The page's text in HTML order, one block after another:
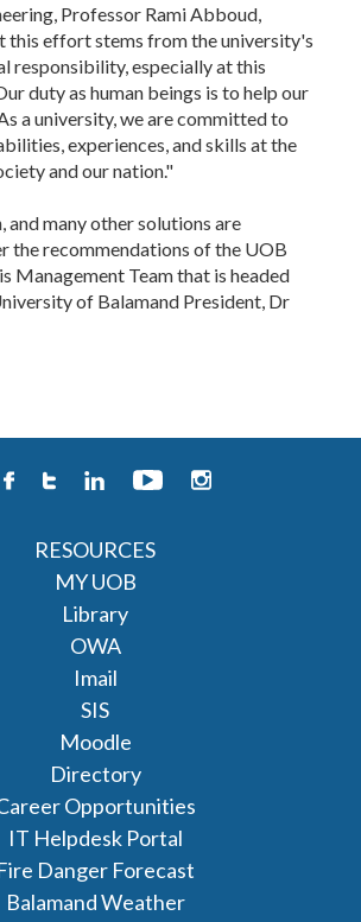
Professor Rami Abboud,
this effort stems from the university's
responsibility, especially at this
duty as human beings is to help our
a university, we are committed to
experiences, and skills at the
and our nation."
and many other solutions are
the recommendations of the UOB
Management Team that is headed
of Balamand President, Dr
RESOURCES
MY UOB
Library
OWA
Imail
SIS
Moodle
Directory
Opportunities
IT Helpdesk Portal
Danger Forecast
Balamand Weather